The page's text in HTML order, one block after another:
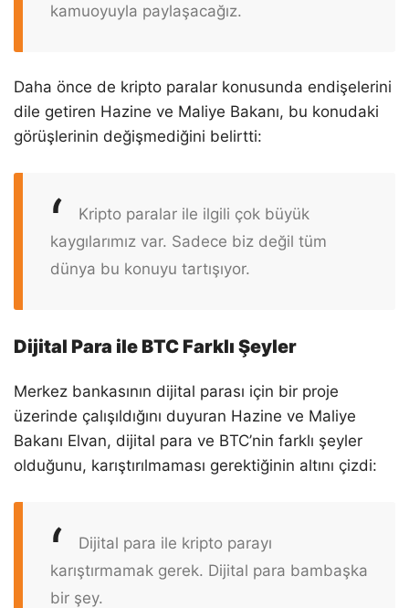
kamuoyuyla paylaşacağız.
Daha önce de kripto paralar konusunda endişelerini
dile getiren Hazine ve Maliye Bakanı, bu konudaki
görüşlerinin değişmediğini belirtti:
Kripto paralar ile ilgili çok büyük
kaygılarımız var. Sadece biz değil tüm
dünya bu konuyu tartışıyor.
Dijital Para ile BTC Farklı Şeyler
Merkez bankasının dijital parası için bir proje
üzerinde çalışıldığını duyuran Hazine ve Maliye
Bakanı Elvan, dijital para ve BTC’nin farklı şeyler
olduğunu, karıştırılmaması gerektiğinin altını çizdi:
Dijital para ile kripto parayı
karıştırmamak gerek. Dijital para bambaşka
bir şey.